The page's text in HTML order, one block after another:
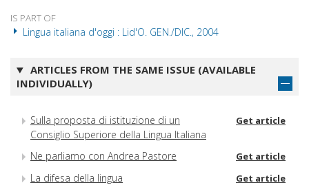
IS PART OF
Lingua italiana d'oggi : Lid'O. GEN./DIC., 2004
ARTICLES FROM THE SAME ISSUE (AVAILABLE
INDIVIDUALLY)
Sulla proposta di istituzione di un
Consiglio Superiore della Lingua Italiana
Get article
Ne parliamo con Andrea Pastore Get article
La difesa della lingua Get article